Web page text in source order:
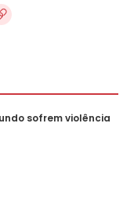
sofrem violência